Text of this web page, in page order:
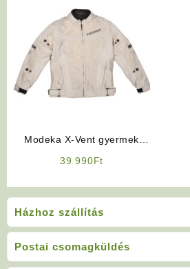
Házhoz szállítás
Postai csomagküldés
Modeka X-Vent gyermek
39 990Ft